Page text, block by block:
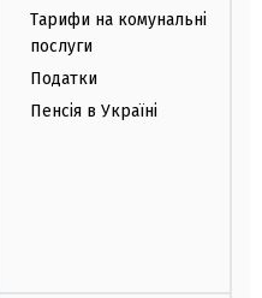
Тарифи на комунальні
послуги
Податки
Пенсія в Україні